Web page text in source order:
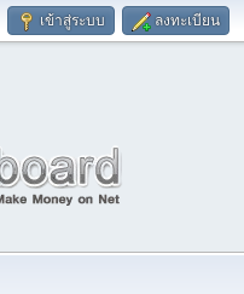
เข้าสู่ระบบ ลงทะเบียน